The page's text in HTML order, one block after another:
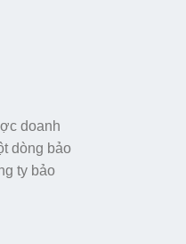
doanh
dòng bảo
ty bảo